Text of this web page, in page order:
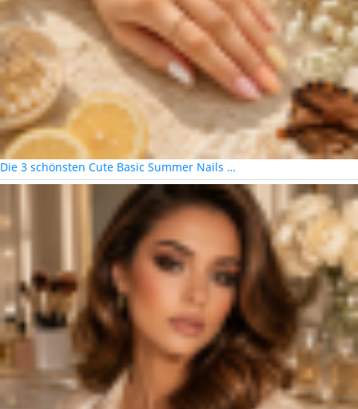
Die 3 schönsten Cute Basic Summer Nails …